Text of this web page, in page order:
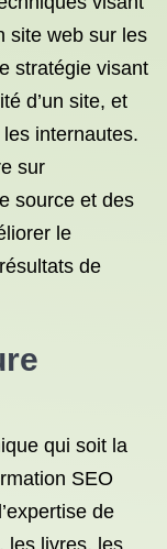
site web sur les
stratégie visant
d’un site, et
internautes.
sur
source et des
le
de
qui soit la
SEO
de
les livres, les